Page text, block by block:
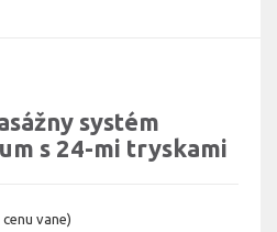
systém
s 24-mi tryskami
vane)